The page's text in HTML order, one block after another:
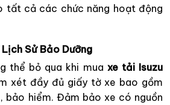
tất cả các chức năng hoạt động
Sử Bảo Dưỡng
thể bỏ qua khi mua xe tải Isuzu
xét đầy đủ giấy tờ xe bao gồm
bảo hiểm. Đảm bảo xe có nguồn